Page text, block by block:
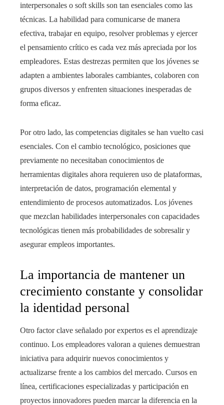
interpersonales o soft skills son tan esenciales como las
técnicas. La habilidad para comunicarse de manera
efectiva, trabajar en equipo, resolver problemas y ejercer
el pensamiento crítico es cada vez más apreciada por los
empleadores. Estas destrezas permiten que los jóvenes se
adapten a ambientes laborales cambiantes, colaboren con
grupos diversos y enfrenten situaciones inesperadas de
forma eficaz.
Por otro lado, las competencias digitales se han vuelto casi
esenciales. Con el cambio tecnológico, posiciones que
previamente no necesitaban conocimientos de
herramientas digitales ahora requieren uso de plataformas,
interpretación de datos, programación elemental y
entendimiento de procesos automatizados. Los jóvenes
que mezclan habilidades interpersonales con capacidades
tecnológicas tienen más probabilidades de sobresalir y
asegurar empleos importantes.
La importancia de mantener un
crecimiento constante y consolidar
la identidad personal
Otro factor clave señalado por expertos es el aprendizaje
continuo. Los empleadores valoran a quienes demuestran
iniciativa para adquirir nuevos conocimientos y
actualizarse frente a los cambios del mercado. Cursos en
línea, certificaciones especializadas y participación en
proyectos innovadores pueden marcar la diferencia en la